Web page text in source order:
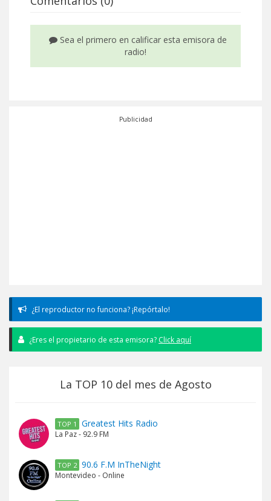
Sea el primero en calificar esta emisora de
radio!
Publicidad
¿El reproductor no funciona? ¡Repórtalo!
¿Eres el propietario de esta emisora? Click aquí
La TOP 10 del mes de Agosto
TOP 1 Greatest Hits Radio
La Paz - 92.9 FM
TOP 2 90.6 F.M InTheNight
Montevideo - Online